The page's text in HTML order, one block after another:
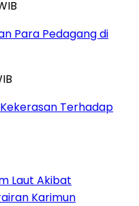
Para Pedagang di
Terhadap
Laut Akibat
Karimun